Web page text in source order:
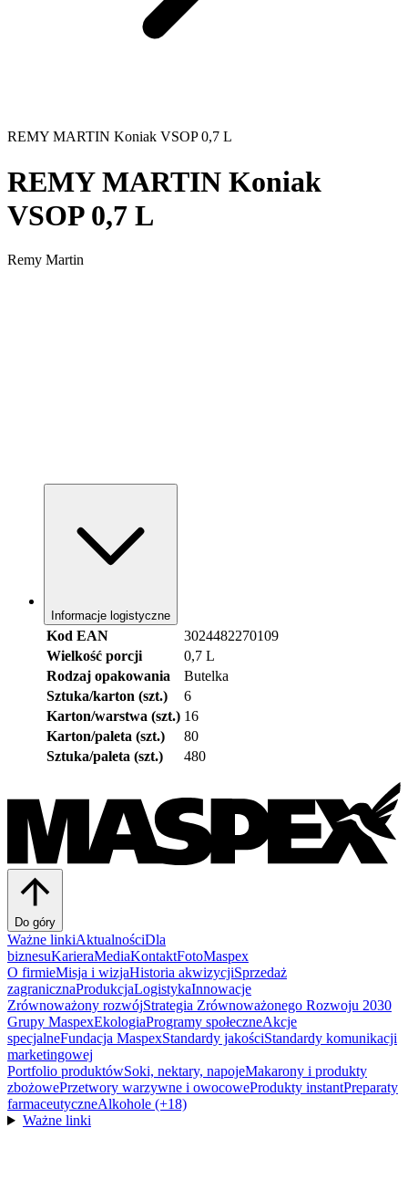
REMY MARTIN Koniak VSOP 0,7 L
REMY MARTIN Koniak
VSOP 0,7 L
Remy Martin
Informacje logistyczne
Kod EAN
3024482270109
Wielkość porcji
0,7 L
Rodzaj opakowania
Butelka
Sztuka/karton (szt.)
6
Karton/warstwa (szt.) 16
Karton/paleta (szt.)
80
Sztuka/paleta (szt.)
480
Do góry
Ważne linkiAktualnościDla
biznesuKarieraMediaKontaktFotoMaspex
O firmieMisja i wizjaHistoria akwizycjiSprzedaż
zagranicznaProdukcjaLogistykaInnowacje
Zrównoważony rozwójStrategia Zrównoważonego Rozwoju 2030
Grupy MaspexEkologiaProgramy społeczneAkcje
specjalneFundacja MaspexStandardy jakościStandardy komunikacji
marketingowej
Portfolio produktówSoki, nektary, napojeMakarony i produkty
zbożowePrzetwory warzywne i owocoweProdukty instantPreparaty
farmaceutyczneAlkohole (+18)
Ważne linki